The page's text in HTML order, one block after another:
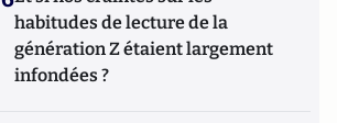
habitudes de lecture de la
génération Z étaient largement
infondées ?